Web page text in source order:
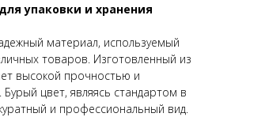
упаковки и хранения
материал, используемый
товаров. Изготовленный из
высокой прочностью и
цвет, являясь стандартом в
и профессиональный вид.